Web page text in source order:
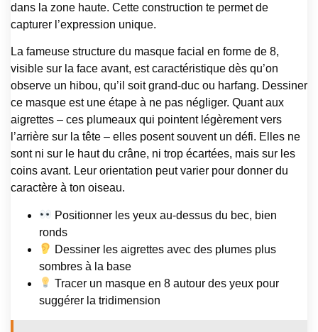
dans la zone haute. Cette construction te permet de
capturer l’expression unique.
La fameuse structure du masque facial en forme de 8,
visible sur la face avant, est caractéristique dès qu’on
observe un hibou, qu’il soit grand-duc ou harfang. Dessiner
ce masque est une étape à ne pas négliger. Quant aux
aigrettes – ces plumeaux qui pointent légèrement vers
l’arrière sur la tête – elles posent souvent un défi. Elles ne
sont ni sur le haut du crâne, ni trop écartées, mais sur les
coins avant. Leur orientation peut varier pour donner du
caractère à ton oiseau.
Positionner les yeux au-dessus du bec, bien
ronds
Dessiner les aigrettes avec des plumes plus
sombres à la base
Tracer un masque en 8 autour des yeux pour
suggérer la tridimension